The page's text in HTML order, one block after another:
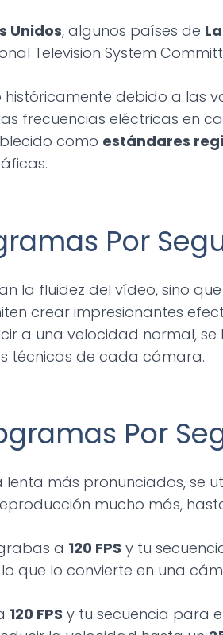
Unidos, algunos países de
Television System
históricamente debido a las
frecuencias eléctricas en
como estándares
Por
la fluidez del vídeo, sino
crear impresionantes
a una velocidad normal,
técnicas de cada cámara.
Por
más pronunciados, se
mucho más,
a 120 FPS y tu
lo que lo convierte en una
120 FPS y tu secuencia para